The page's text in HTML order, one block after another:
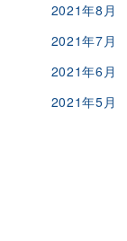
2021年8月
2021年7月
2021年6月
2021年5月